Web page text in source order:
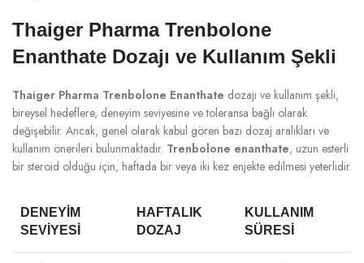
Thaiger Pharma Trenbolone
Enanthate Dozajı ve Kullanım Şekli
Thaiger Pharma Trenbolone Enanthate dozajı ve kullanım şekli,
bireysel hedeflere, deneyim seviyesine ve toleransa bağlı olarak
değişebilir. Ancak, genel olarak kabul gören bazı dozaj aralıkları ve
kullanım önerileri bulunmaktadır. Trenbolone enanthate, uzun esterli
bir steroid olduğu için, haftada bir veya iki kez enjekte edilmesi yeterlidir.
DENEYIM
SEVIYESI
HAFTALIK
DOZAJ
KULLANIM
SÜRESI